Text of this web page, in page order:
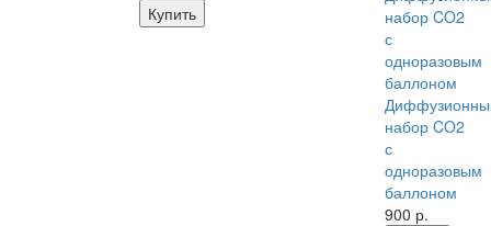
Купить
набор CO2
с
одноразовым
баллоном
900 р.